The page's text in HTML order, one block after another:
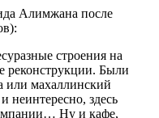
Алимжана после
строения на
Были
или махаллинский
неинтересно, здесь
Ну и кафе,